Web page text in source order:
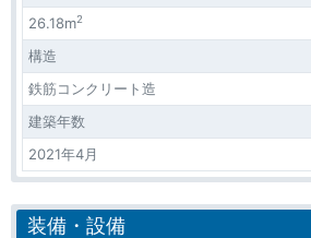
26.18m2
構造
鉄筋コンクリート造
建築年数
2021年4月
装備・設備